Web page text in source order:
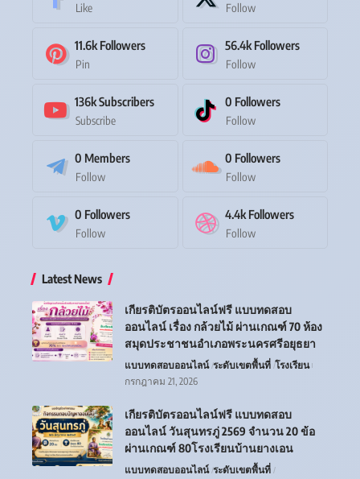
Like Follow
11.6k Followers
Pin
56.4k Followers
Follow
136kSubscribers
Subscribe
0 Followers
Follow
0 Members
Follow
0 Followers
Follow
0 Followers
Follow
4.4k Followers
Follow
Latest News
เกียรติบัตรออนไลน์ฟรี แบบทดสอบ
ออนไลน์ เรื่อง กล้วยไม้ ผ่านเกณฑ์ 70 ห้อง
สมุดประชาชนอำเภอพระนครศรีอยุธยา
แบบทดสอบออนไลน์ ระดับเขตพื้นที่ โรงเรียน
กรกฎาคม 21, 2026
เกียรติบัตรออนไลน์ฟรี แบบทดสอบ
ออนไลน์ วันสุนทรภู่ 2569 จำนวน 20 ข้อ
ผ่านเกณฑ์ 80โรงเรียนบ้านยางเอน
แบบทดสอบออนไลน์ ระดับเขตพื้นที่